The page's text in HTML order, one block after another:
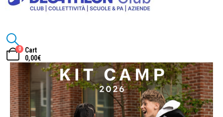
0
Cart
0,00€